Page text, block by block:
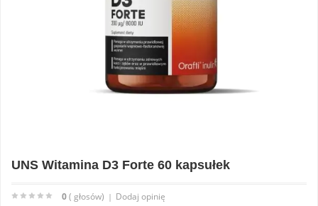
UNS Witamina D3 Forte 60 kapsułek
0( głosów) | Dodaj opinię